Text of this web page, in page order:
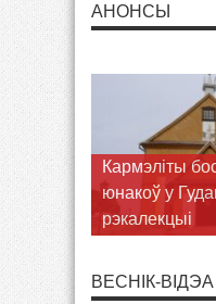
АНОНСЫ
Кармэліты
юнакоў у
рэкалекцыі
ВЕСНІК-ВІДЭА